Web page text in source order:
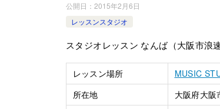
公開日： 2015年2月6日
レッスンスタジオ
スタジオレッスン なんば（大阪市浪速
レッスン場所
MUSIC
所在地
大阪府大